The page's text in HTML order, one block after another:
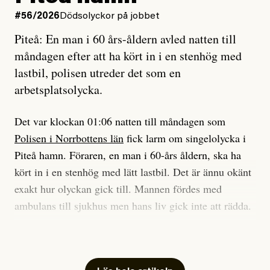
Vad är bra journalistik?
Ett försök till korta svar som jag hoppas kan förtydliga
för Kuhn och Sassarinis-McGowan och andra hur jag
som chefredaktör ser på Dagens ETC:s uppdrag och
roll.
Vi skriver för våra läsare som vill bli informerade,
överraskade, bekräftade, utmanade – och som kräver
att vi granskar allt och alla.
Vi är som sagt en röd, grön och oberoende tidning.
Det betyder en annan journalistik än vad du hittar i
perspektiv och urval. Det handlar däremot aldrig om
på att laga en gammal bod.
Jag sökte ljuset och meningen,
efter det som var rent, rätt och sant,
och aldrig såg jag det klarare än
när jag ombord på bussen hjälpte en tant.
#23/2026Intervjun
Jesper Lundby: ”Livet i sig
är ganska politiskt”
#56/2026 Dödsolyckor på jobbet
Piteå: En man i 60 års-åldern avled natten till
måndagen efter att ha kört in i en stenhög med
lastbil, polisen utreder det som en
arbetsplatsolycka.
Det var klockan 01:06 natten till måndagen som
Polisen i Norrbottens län fick larm om singelolycka i
Piteå hamn. Föraren, en man i 60-års åldern, ska ha
kört in i en stenhög med lätt lastbil. Det är ännu okänt
exakt hur olyckan gick till. Mannen fördes med
ambulans till sjukhus men hans liv gick inte att rädda.